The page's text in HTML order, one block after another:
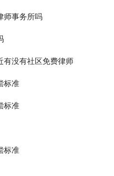
师事务所吗
有没有社区免费律师
标准
标准
标准